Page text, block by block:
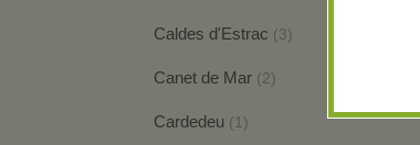
Caldes d'Estrac (3)
Canet de Mar (2)
Cardedeu (1)